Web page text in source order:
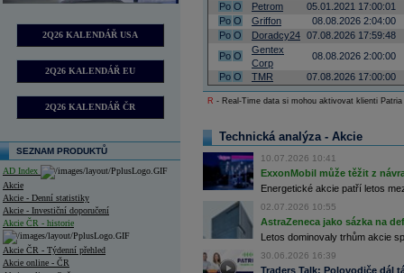
2Q26 KALENDÁŘ USA
2Q26 KALENDÁŘ EU
2Q26 KALENDÁŘ ČR
SEZNAM PRODUKTŮ
AD Index
Akcie
Akcie - Denní statistiky
Akcie - Investiční doporučení
Akcie ČR - historie
Akcie ČR - Týdenní přehled
Akcie online - ČR
Po O Petrom
05.01.2021 17:00:01
Po O Griffon
08.08.2026 2:04:00
Po O Doradcy24 07.08.2026 17:59:48
Po O
Gentex
Corp
08.08.2026 2:00:00
Po O TMR 07.08.2026 17:00:00
R - Real-Time data si mohou aktivovat klienti
Technická analýza - Akcie
10.07.2026 10:41
ExxonMobil může těžit z
Energetické akcie patří letos
02.07.2026 10:55
AstraZeneca jako sázka na
Letos dominovaly trhům akcie
30.06.2026 16:39
Traders Talk: Polovodiče dál